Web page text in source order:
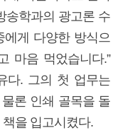
송학과의 광고론 수
에게 다양한 방식으
마음 먹었습니다.”
다. 그의 첫 업무는
론 인쇄 골목을 돌
을 입고시켰다.